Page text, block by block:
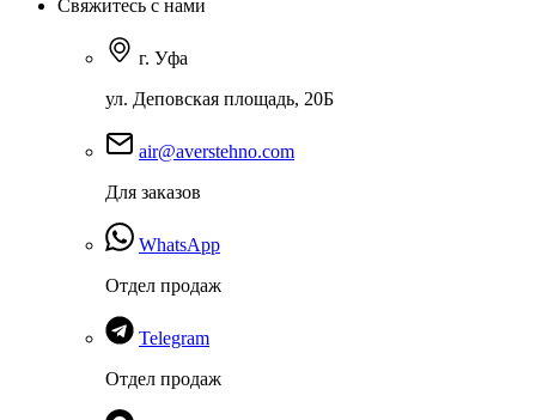
Свяжитесь с нами
г. Уфа
ул. Деповская площадь, 20Б
air@averstehno.com
Для заказов
WhatsApp
Отдел продаж
Telegram
Отдел продаж